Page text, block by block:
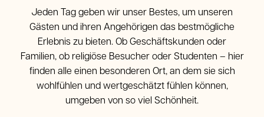
Classic-Doppelzimmer
Doppelzimmer mit Panoramablick
Dreibettzimmer
Vierbettzimmer
Wo wir sind
Umgebung
Restaurant Pizzeria Fresco
Gallery
Tour & Tickets
FAQ
Angebote
Jeden Tag geben wir unser Bestes, um unseren
Gästen und ihren Angehörigen das bestmögliche
Erlebnis zu bieten. Ob Geschäftskunden oder
Familien, ob religiöse Besucher oder Studenten – hier
finden alle einen besonderen Ort, an dem sie sich
wohlfühlen und wertgeschätzt fühlen können,
umgeben von so viel Schönheit.